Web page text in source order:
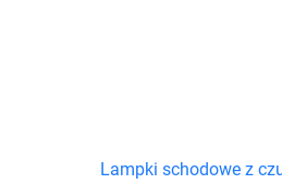
Lampki schodowe z